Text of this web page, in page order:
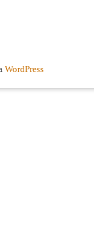
WordPress